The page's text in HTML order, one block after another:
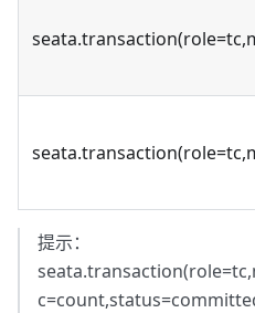
提示：